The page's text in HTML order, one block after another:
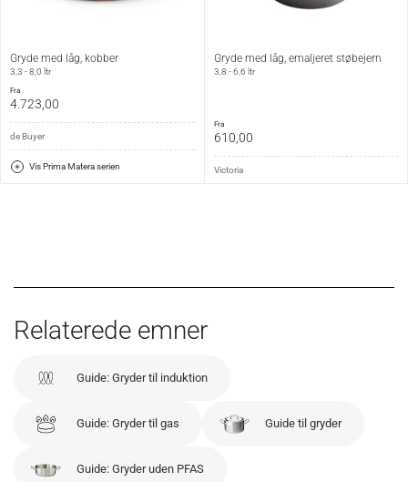
Gryde med låg, kobber
3,3 - 8,0 ltr
fra
4.723,00
de Buyer
Vis Prima Matera serien
Gryde med låg, emaljeret støbejern
3,8 - 6,6 ltr
fra
610,00
Victoria
Relaterede emner
Guide: Gryder til induktion
Guide: Gryder til gas Guide til gryder
Guide: Gryder uden PFAS